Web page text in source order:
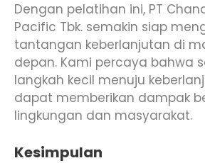
Dengan pelatihan ini, PT
Pacific Tbk. semakin siap
tantangan keberlanjutan di
depan. Kami percaya bahwa
langkah kecil menuju
dapat memberikan dampak
lingkungan dan masyarakat.
Kesimpulan